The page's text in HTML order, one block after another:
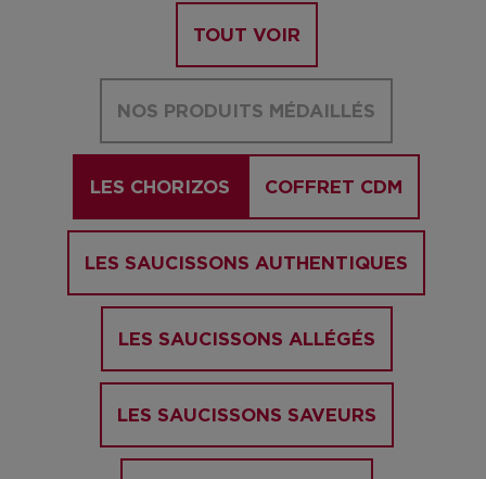
TOUT VOIR
COFFRET CDM
LES CHORIZOS
LES SAUCISSONS ALLÉGÉS
LES SAUCISSONS AUTHENTIQUES
LES SAUCISSONS SAVEURS
NOS PRODUITS MÉDAILLÉS